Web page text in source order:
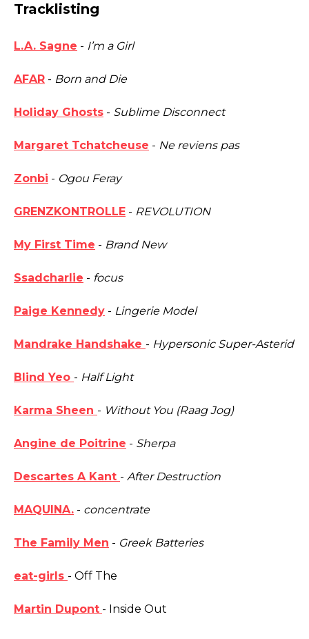
Tracklisting
L.A. Sagne - I’m a Girl
AFAR - Born and Die
Holiday Ghosts - Sublime Disconnect
Margaret Tchatcheuse - Ne reviens pas
Zonbi - Ogou Feray
GRENZKONTROLLE - REVOLUTION
My First Time - Brand New
Ssadcharlie - focus
Paige Kennedy - Lingerie Model
Mandrake Handshake - Hypersonic Super-Asterid
Blind Yeo - Half Light
Karma Sheen - Without You (Raag Jog)
Angine de Poitrine - Sherpa
Descartes A Kant - After Destruction
MAQUINA. - concentrate
The Family Men - Greek Batteries
eat-girls - Off The
Martin Dupont - Inside Out